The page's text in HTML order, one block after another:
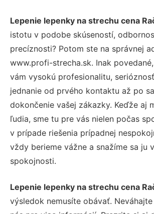
Lepenie lepenky na strechu cena
istotu v podobe skúseností,
precíznosti? Potom ste na správnej
www.profi-strecha.sk. Inak
vám vysokú profesionalitu,
jednanie od prvého kontaktu až po
dokončenie vašej zákazky. Keďže aj
ľudia, sme tu pre vás nielen počas
v prípade riešenia prípadnej
vždy berieme vážne a snažíme sa ju
spokojnosti.
Lepenie lepenky na strechu cena
výsledok nemusíte obávať.